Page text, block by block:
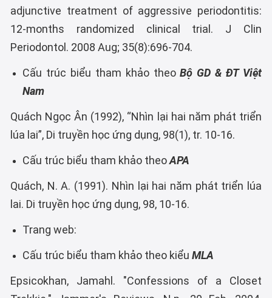
adjunctive treatment of aggressive periodontitis:
12-months randomized clinical trial. J Clin
Periodontol. 2008 Aug; 35(8):696-704.
Cấu trúc biểu tham khảo theoBộ GD & ĐT Việt
Nam
Quách Ngọc Ân (1992), “Nhìn lại hai năm phát triển
lúa lai”, Di truyền học ứng dụng, 98(1), tr. 10-16.
Cấu trúc biểu tham khảo theoAPA
Quách, N. A. (1991). Nhìn lại hai năm phát triển lúa
lai. Di truyền học ứng dụng, 98, 10-16.
Trang web:
Cấu trúc biểu tham khảo theo kiểu MLA
Epsicokhan, Jamahl. "Confessions of a Closet